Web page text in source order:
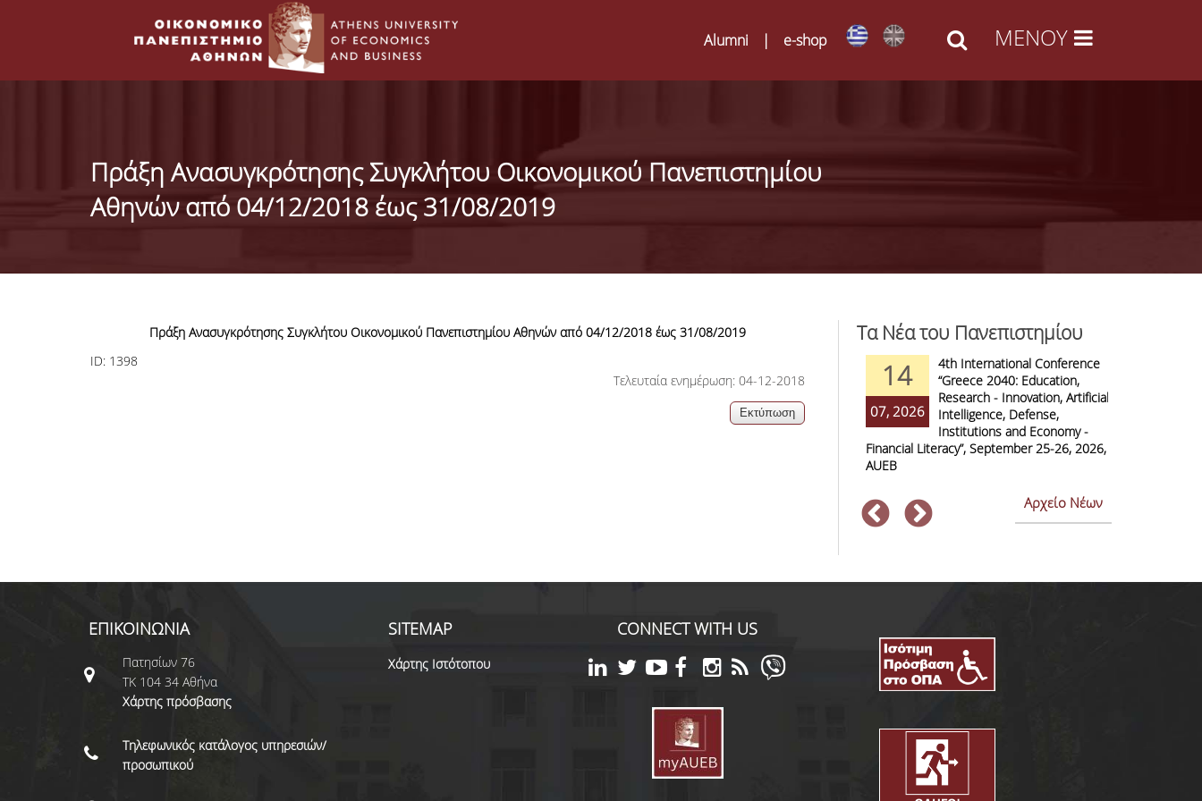
Alumni | e-shop
Πράξη Ανασυγκρότησης Συγκλήτου Οικονομικού Πανεπιστημίου
Αθηνών από 04/12/2018 έως 31/08/2019
Πράξη Ανασυγκρότησης Συγκλήτου Οικονομικού Πανεπιστημίου Αθηνών από 04/12/2018 έως 31/08/2019
ID: 1398
Τελευταία ενημέρωση: 04-12-2018
Τα Νέα του Πανεπιστημίου
02
ATRIUM Transnational Access
Training Visits at Organizations
across Europe
14
07, 2026
4th International Conference
“Greece 2040: Education,
Research - Innovation, Artificial
Intelligence, Defense,
Institutions and Economy -
Financial Literacy”, September 25-26, 2026,
AUEB
Αρχείο Νέων
ΕΠΙΚΟΙΝΩΝΙΑ
Πατησίων 76
ΤΚ 104 34 Αθήνα
Χάρτης πρόσβασης
Τηλεφωνικός κατάλογος υπηρεσιών/
προσωπικού
SITEMAP
Χάρτης Ιστότοπου
CONNECT WITH US